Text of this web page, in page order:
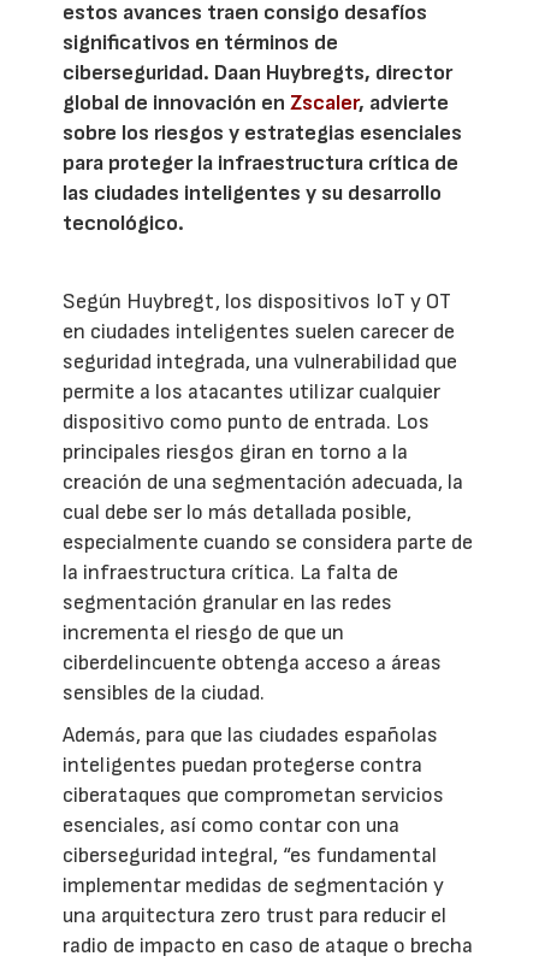
estos avances traen consigo desafíos
significativos en términos de
ciberseguridad. Daan Huybregts, director
global de innovación enZscaler, advierte
sobre los riesgos y estrategias esenciales
para proteger la infraestructura crítica de
las ciudades inteligentes y su desarrollo
tecnológico.
Según Huybregt, los dispositivos IoT y OT
en ciudades inteligentes suelen carecer de
seguridad integrada, una vulnerabilidad que
permite a los atacantes utilizar cualquier
dispositivo como punto de entrada. Los
principales riesgos giran en torno a la
creación de una segmentación adecuada, la
cual debe ser lo más detallada posible,
especialmente cuando se considera parte de
la infraestructura crítica. La falta de
segmentación granular en las redes
incrementa el riesgo de que un
ciberdelincuente obtenga acceso a áreas
sensibles de la ciudad.
Además, para que las ciudades españolas
inteligentes puedan protegerse contra
ciberataques que comprometan servicios
esenciales, así como contar con una
ciberseguridad integral, “es fundamental
implementar medidas de segmentación y
una arquitectura zero trust para reducir el
radio de impacto en caso de ataque o brecha